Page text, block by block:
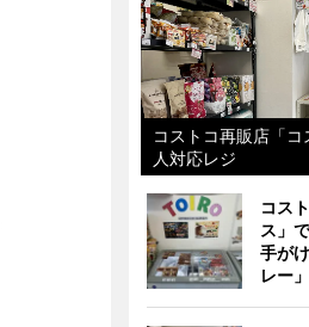
コストコ再販店「
人対応レジ
コス
ス」
手が
レー」